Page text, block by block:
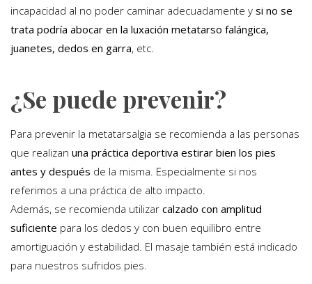
incapacidad al no poder caminar adecuadamente y si no se
trata podría abocar en la luxación metatarso falángica,
juanetes, dedos en garra, etc.
¿Se puede prevenir?
Para prevenir la metatarsalgia se recomienda a las personas
que realizan una práctica deportiva estirar bien los pies
antes y después de la misma. Especialmente si nos
referimos a una práctica de alto impacto.
Además, se recomienda utilizar calzado con amplitud
suficiente para los dedos y con buen equilibro entre
amortiguación y estabilidad. El masaje también está indicado
para nuestros sufridos pies.